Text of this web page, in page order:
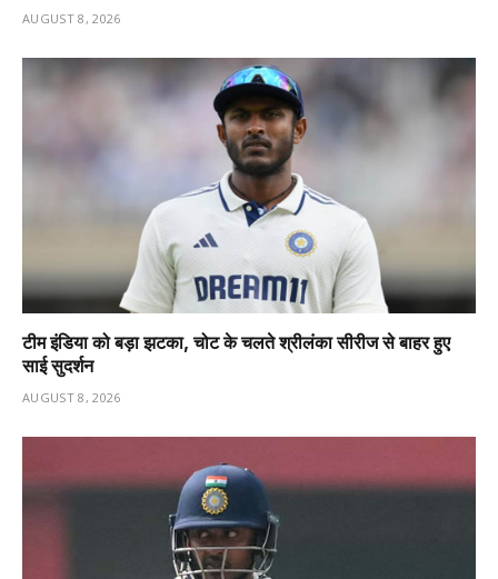
AUGUST 8, 2026
टीम इंडिया को बड़ा झटका, चोट के चलते श्रीलंका सीरीज से बाहर हुए
साई सुदर्शन
AUGUST 8, 2026